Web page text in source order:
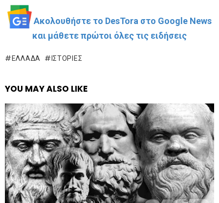
Ακολουθήστε το DesTora στο Google News
και μάθετε πρώτοι όλες τις ειδήσεις
ΕΛΛΆΔΑ ΙΣΤΟΡΊΕΣ
YOU MAY ALSO LIKE